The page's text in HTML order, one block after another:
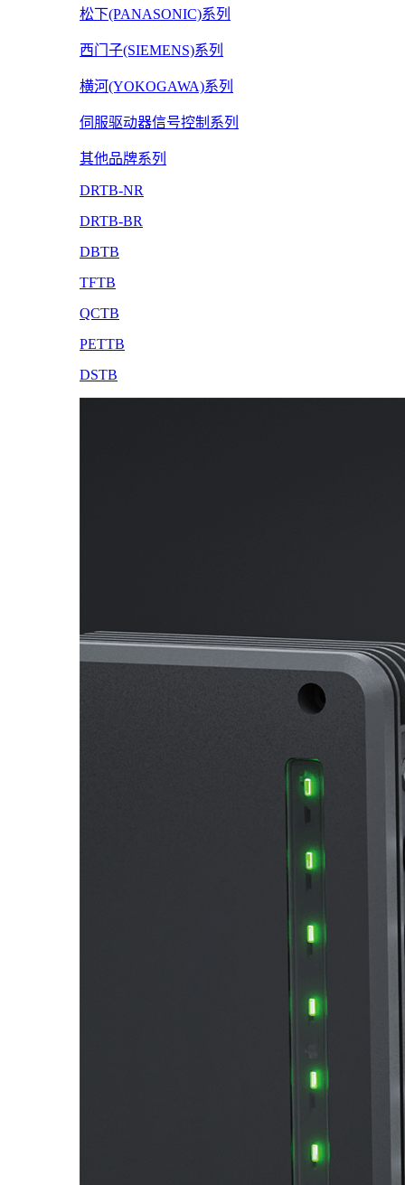
松下(PANASONIC)系列
西门子(SIEMENS)系列
横河(YOKOGAWA)系列
伺服驱动器信号控制系列
其他品牌系列
DRTB-NR
DRTB-BR
DBTB
TFTB
QCTB
PETTB
DSTB